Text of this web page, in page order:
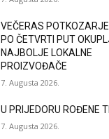
VEČERAS
PO ČETVRTI PUT
NAJBOLJE LOKALNE
PROIZVOĐAČE
7. Augusta 2026.
U PRIJEDORU ROĐENE
7. Augusta 2026.